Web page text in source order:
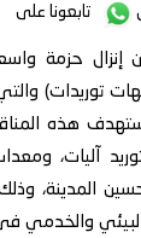
تابعونا على
إنزال حزمة
2026م (توجيهات
(16 ص). وتستهدف هذه
آليات،
المدينة،
البيئي والخدمي